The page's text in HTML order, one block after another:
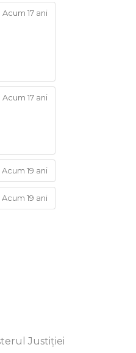
Acum 17 ani
Acum 17 ani
Acum 19 ani
Acum 19 ani